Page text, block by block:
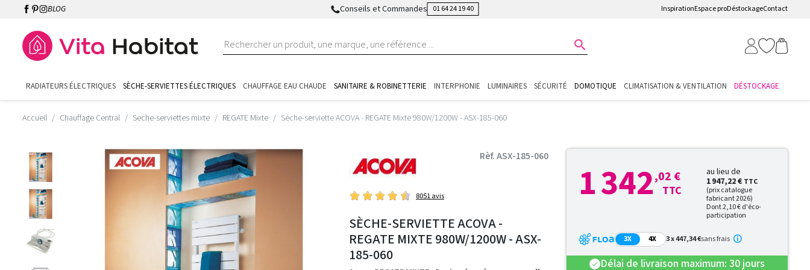
BLOG Conseils et Commandes 01 64 24 19 40 InspirationEspace proDéstockageContact

RADIATEURS ÉLECTRIQUES SÈCHE-SERVIETTES ÉLECTRIQUES CHAUFFAGE EAU CHAUDE SANITAIRE & ROBINETTERIE INTERPHONIE LUMINAIRES SÉCURITÉ DOMOTIQUE CLIMATISATION & VENTILATION DÉSTOCKAGE
Accueil Chauffage Central Seche-serviettes mixte REGATE Mixte Sèche-serviette ACOVA - REGATE Mixte 980W/1200W - ASX-185-060
Rèf. ASX-185-060
8051 avis
SÈCHE-SERVIETTE ACOVA -
REGATE MIXTE 980W/1200W - ASX-
185-060
1 342,02 €
TTC
au lieu de
1 947,22 € TTC
(prix catalogue
fabricant 2026)
Dont 2,10 € d'éco-
participation
3X 4X 3 x 447,34 €sans frais
check Délai de livraison maximum: 30 jours